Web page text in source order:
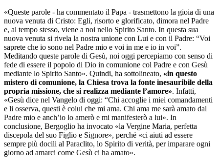
«Queste parole - ha commentato il Papa - trasmettono la gioia di una
nuova venuta di Cristo: Egli, risorto e glorificato, dimora nel Padre
e, al tempo stesso, viene a noi nello Spirito Santo. In questa sua
nuova venuta si rivela la nostra unione con Lui e con il Padre: “Voi
saprete che io sono nel Padre mio e voi in me e io in voi”.
Meditando queste parole di Gesù, noi oggi percepiamo con senso di
fede di essere il popolo di Dio in comunione col Padre e con Gesù
mediante lo Spirito Santo». Quindi, ha sottolineato, «in questo
mistero di comunione, la Chiesa trova la fonte inesauribile della
propria missione, che si realizza mediante l’amore». Infatti,
«Gesù dice nel Vangelo di oggi: “Chi accoglie i miei comandamenti
e li osserva, questi è colui che mi ama. Chi ama me sarà amato dal
Padre mio e anch’io lo amerò e mi manifesterò a lui». In
conclusione, Bergoglio ha invocato «la Vergine Maria, perfetta
discepola del suo Figlio e Signore», perché «ci aiuti ad essere
sempre più docili al Paraclito, lo Spirito di verità, per imparare ogni
giorno ad amarci come Gesù ci ha amato».